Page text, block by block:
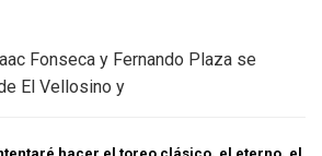
Fonseca y Fernando Plaza se
El Vellosino y